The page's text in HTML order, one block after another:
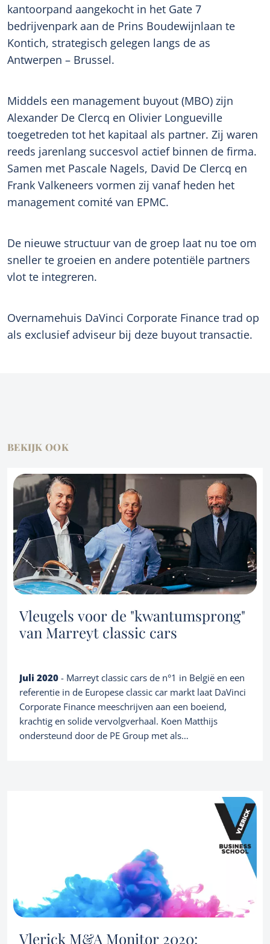
Diensten
Overnamebemiddeling en advies
Corporate finance consultancy
Owner buyout
Over ons
Team
Referenties
Portfolio
Nieuws
kantoorpand aangekocht in het Gate 7
bedrijvenpark aan de Prins Boudewijnlaan te
Kontich, strategisch gelegen langs de as
Antwerpen – Brussel.
Middels een management buyout (MBO) zijn
Alexander De Clercq en Olivier Longueville
toegetreden tot het kapitaal als partner. Zij waren
reeds jarenlang succesvol actief binnen de firma.
Samen met Pascale Nagels, David De Clercq en
Frank Valkeneers vormen zij vanaf heden het
management comité van EPMC.
De nieuwe structuur van de groep laat nu toe om
sneller te groeien en andere potentiële partners
vlot te integreren.
Overnamehuis DaVinci Corporate Finance trad op
als exclusief adviseur bij deze buyout transactie.
BEKIJK OOK
Vleugels voor de "kwantumsprong"
van Marreyt classic cars
Juli 2020 - Marreyt classic cars de n°1 in België en een
referentie in de Europese classic car markt laat DaVinci
Corporate Finance meeschrijven aan een boeiend,
krachtig en solide vervolgverhaal. Koen Matthijs
ondersteund door de PE Group met als
Vlerick M&A Monitor 2020: